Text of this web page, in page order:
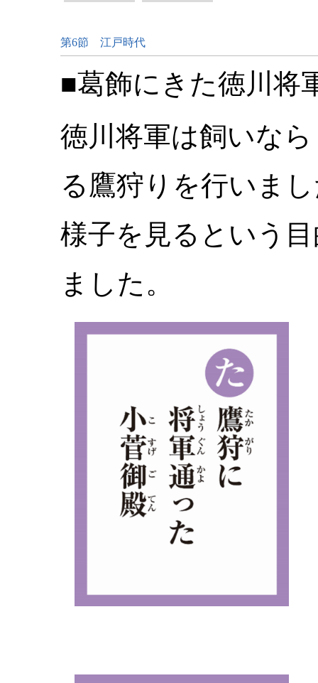
第6節 江戸時代
■葛飾にきた徳川将
徳川将軍は飼いな
る鷹狩りを行いま
様子を見るという
ました。